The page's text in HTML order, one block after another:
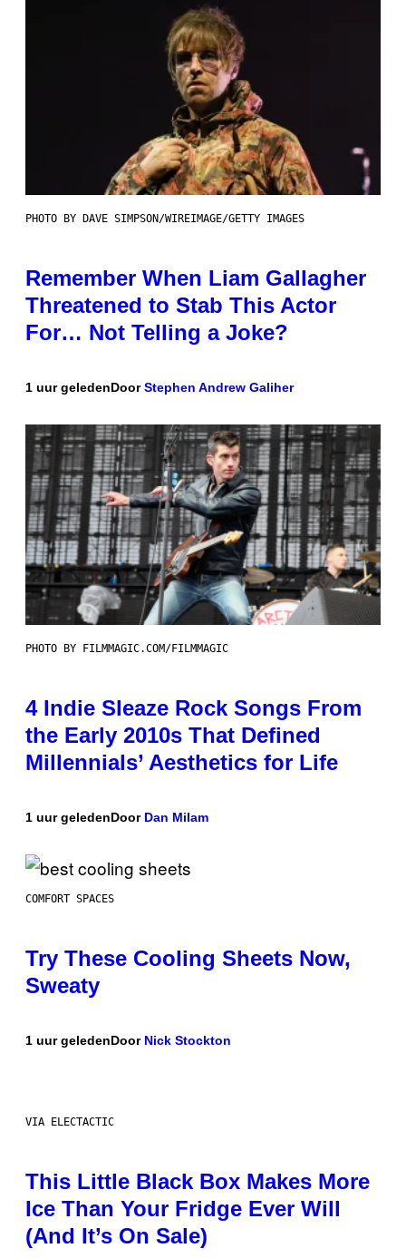
PHOTO BY DAVE SIMPSON/WIREIMAGE/GETTY IMAGES
Remember When Liam Gallagher
Threatened to Stab This Actor
For… Not Telling a Joke?
1 uur geledenDoorStephen Andrew Galiher
PHOTO BY FILMMAGIC.COM/FILMMAGIC
4 Indie Sleaze Rock Songs From
the Early 2010s That Defined
Millennials’ Aesthetics for Life
1 uur geledenDoor Dan Milam
COMFORT SPACES
Try These Cooling Sheets Now,
Sweaty
1 uur geledenDoor Nick Stockton
VIA ELECTACTIC
This Little Black Box Makes More
Ice Than Your Fridge Ever Will
(And It’s On Sale)